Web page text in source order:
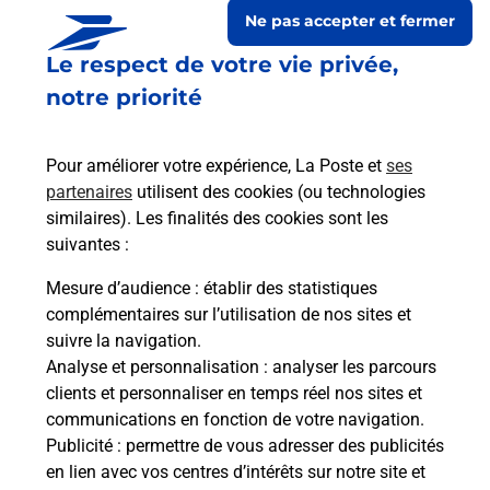
Le respect de votre vie privée,
notre priorité
Pour améliorer votre expérience, La Poste et ses
partenaires utilisent des cookies (ou technologies
similaires). Les finalités des cookies sont les
suivantes :
Mesure d’audience : établir des statistiques
complémentaires sur l’utilisation de nos sites et
suivre la navigation.
Analyse et personnalisation : analyser les parcours
clients et personnaliser en temps réel nos sites et
communications en fonction de votre navigation.
Publicité : permettre de vous adresser des publicités
en lien avec vos centres d’intérêts sur notre site et
Ne pas accepter et fermer
Collecte du courrier aujourd'hui à 08h00
Chemin Du Lavoir
14800 Canapville
Itinéraire
Le lien s'ouvre dans un nouvel onglet